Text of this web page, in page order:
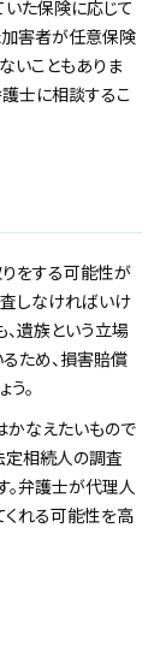
いた保険に応じて
害者が任意保険
いこともありま
士に相談するこ
をする可能性が
しなければいけ
遺族という立場
ため、損害賠償
。
かなえたいもので
定相続人の調査
。弁護士が代理人
くれる可能性を高